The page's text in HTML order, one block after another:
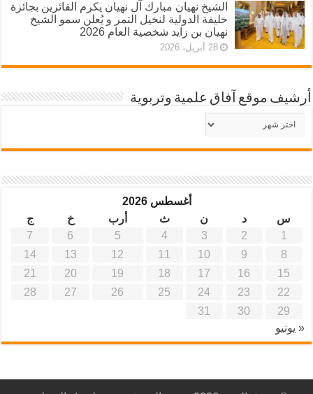
الشيخ نهيان مبارك آل نهيان يكرم الفائزين بجائزة
خليفة الدولية لنخيل التمر و يُعلن سمو الشيخ
نهيان بن زايد شخصية العام 2026
28 أبريل، 2026
أرشيف موقع آفاق علمية وتربوية
أرشيف
موقع
آفاق
أغسطس 2026
س
د ن ث أرب خ
ج
1
2
3
4
5
6
7
8
9
10
11
12
13
14
15
16
17
18
19
20
21
22
23
24
25
26
27
28
29
30
31
« يونيو